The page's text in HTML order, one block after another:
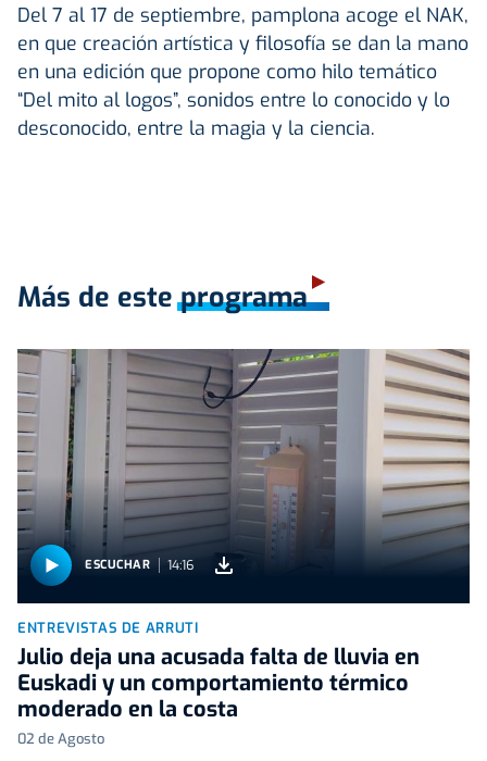
Del 7 al 17 de septiembre, pamplona acoge el NAK,
en que creación artística y filosofía se dan la mano
en una edición que propone como hilo temático
“Del mito al logos”, sonidos entre lo conocido y lo
desconocido, entre la magia y la ciencia.
Más de este programa
ESCUCHAR 14:16
ENTREVISTAS DE ARRUTI
Julio deja una acusada falta de lluvia en
Euskadi y un comportamiento térmico
moderado en la costa
02 de Agosto